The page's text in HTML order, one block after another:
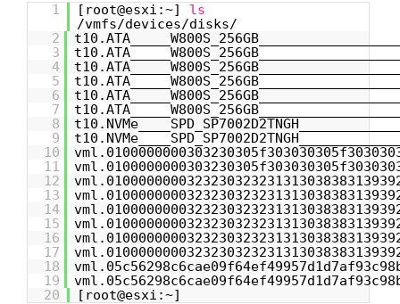
1 [root@esxi:~] ls
/vmfs/devices/disks/
2
3
4
5
6
7
8
9
10
11
12
13
14
15
16
17
18
19
20
[root@esxi:~]